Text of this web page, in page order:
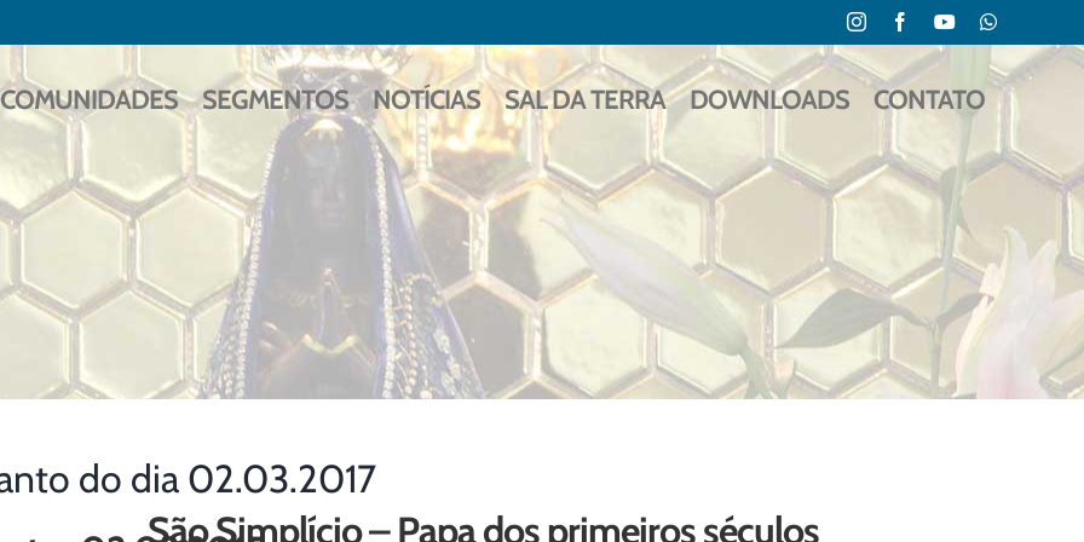
InstagramFacebookYouTubeWhatsApp
COMUNIDADES SEGMENTOS NOTÍCIAS SAL DA TERRA DOWNLOADS CONTATO
do dia 02.03.2017
São Simplício – Papa dos primeiros séculos